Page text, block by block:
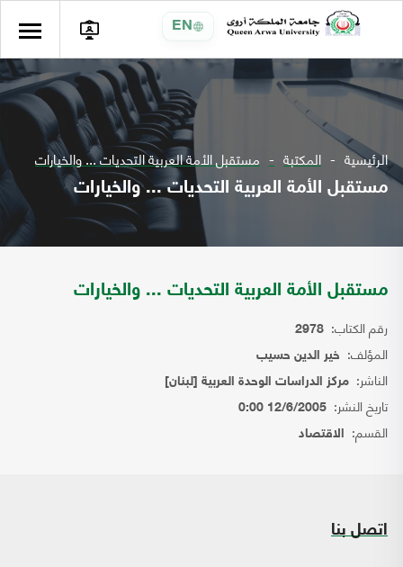
EN
الرئيسية المكتبة مستقبل الأمة العربية التحديات ... والخيارات
مستقبل الأمة العربية التحديات ... والخيارات
مستقبل الأمة العربية التحديات ... والخيارات
رقم الكتاب: 2978
المؤلف: خير الدين حسيب
الناشر: مركز الدراسات الوحدة العربية [لبنان]
تاريخ النشر: 12/6/2005 0:00
القسم: الاقتصاد
اتصل بنا